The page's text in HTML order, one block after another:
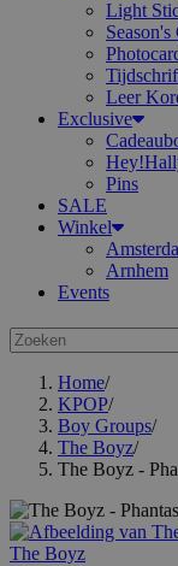
Light
Leer
Exclusive
Pins
SALE
Winkel
Arnhem
Events
Zoeken
Home/
KPOP/
Boy Groups/
The Boyz/
The Boyz -
The Boyz